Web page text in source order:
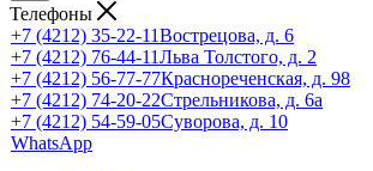
Телефоны
+7 (4212) 35-22-11Вострецова, д. 6
+7 (4212) 76-44-11Льва Толстого, д. 2
+7 (4212) 56-77-77Краснореченская, д. 98
+7 (4212) 74-20-22Стрельникова, д. 6а
+7 (4212) 54-59-05Суворова, д. 10
WhatsApp